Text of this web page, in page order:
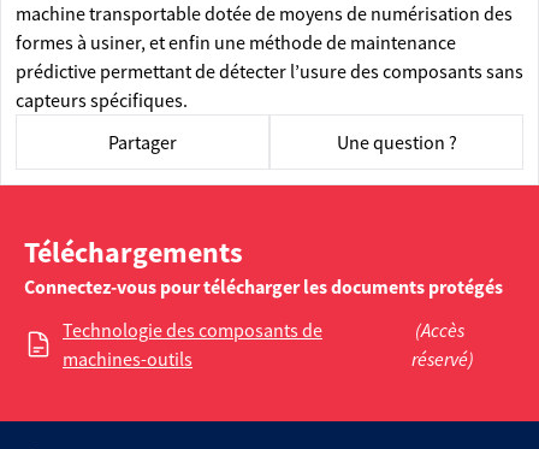
machine transportable dotée de moyens de numérisation des
formes à usiner, et enfin une méthode de maintenance
prédictive permettant de détecter l’usure des composants sans
capteurs spécifiques.
Partager
Une question ?
Téléchargements
Connectez-vous pour télécharger les documents protégés
Technologie des composants de
machines-outils
(Accès
réservé)